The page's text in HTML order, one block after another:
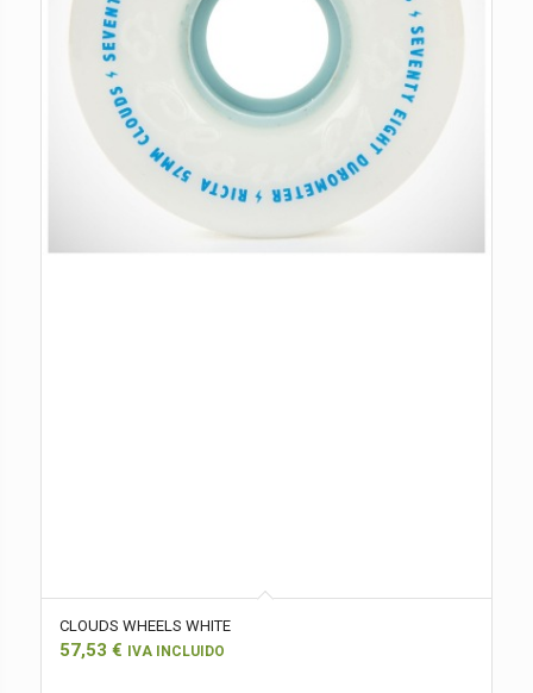
CLOUDS WHEELS WHITE
57,53 € IVA INCLUIDO